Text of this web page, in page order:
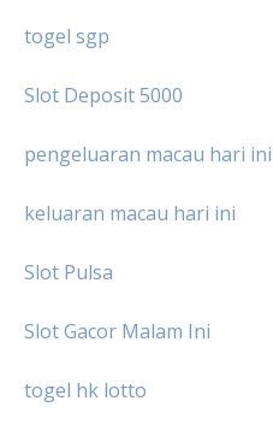
togel sgp
Slot Deposit 5000
pengeluaran macau hari ini
keluaran macau hari ini
Slot Pulsa
Slot Gacor Malam Ini
togel hk lotto